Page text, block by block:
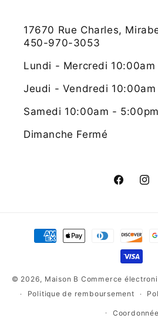
17670 Rue Charles,
450-970-3053
Lundi - Mercredi
Jeudi - Vendredi
Samedi 10:00am - 5:00pm
Dimanche Fermé
Facebook
Moyens
© 2026, Maison B Commerce
Politique de remboursement